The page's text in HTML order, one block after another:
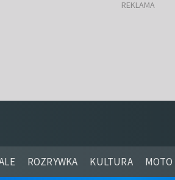
ROZRYWKA KULTURA MOTO